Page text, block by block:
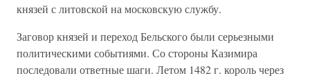
князей с литовской на московскую службу.
Заговор князей и переход Бельского были серьезными
политическими событиями. Со стороны Казимира
последовали ответные шаги. Летом 1482 г. король через